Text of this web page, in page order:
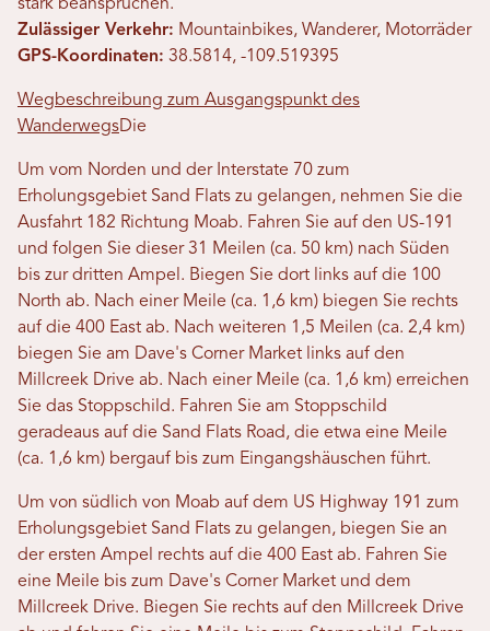
stark beanspruchen.
Zulässiger Verkehr: Mountainbikes, Wanderer, Motorräder
GPS-Koordinaten: 38.5814, -109.519395
Wegbeschreibung zum Ausgangspunkt des
WanderwegsDie
Um vom Norden und der Interstate 70 zum
Erholungsgebiet Sand Flats zu gelangen, nehmen Sie die
Ausfahrt 182 Richtung Moab. Fahren Sie auf den US-191
und folgen Sie dieser 31 Meilen (ca. 50 km) nach Süden
bis zur dritten Ampel. Biegen Sie dort links auf die 100
North ab. Nach einer Meile (ca. 1,6 km) biegen Sie rechts
auf die 400 East ab. Nach weiteren 1,5 Meilen (ca. 2,4 km)
biegen Sie am Dave's Corner Market links auf den
Millcreek Drive ab. Nach einer Meile (ca. 1,6 km) erreichen
Sie das Stoppschild. Fahren Sie am Stoppschild
geradeaus auf die Sand Flats Road, die etwa eine Meile
(ca. 1,6 km) bergauf bis zum Eingangshäuschen führt.
Um von südlich von Moab auf dem US Highway 191 zum
Erholungsgebiet Sand Flats zu gelangen, biegen Sie an
der ersten Ampel rechts auf die 400 East ab. Fahren Sie
eine Meile bis zum Dave's Corner Market und dem
Millcreek Drive. Biegen Sie rechts auf den Millcreek Drive